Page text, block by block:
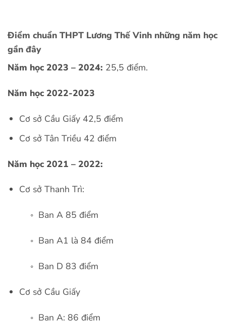
Điểm chuẩn THPT Lương Thế Vinh những năm học
gần đây
Năm học 2023 – 2024: 25,5 điểm.
Năm học 2022-2023
Cơ sở Cầu Giấy 42,5 điểm
Cơ sở Tân Triều 42 điểm
Năm học 2021 – 2022:
Cơ sở Thanh Trì:
◦ Ban A 85 điểm
◦ Ban A1 là 84 điểm
◦ Ban D 83 điểm
Cơ sở Cầu Giấy
◦ Ban A: 86 điểm